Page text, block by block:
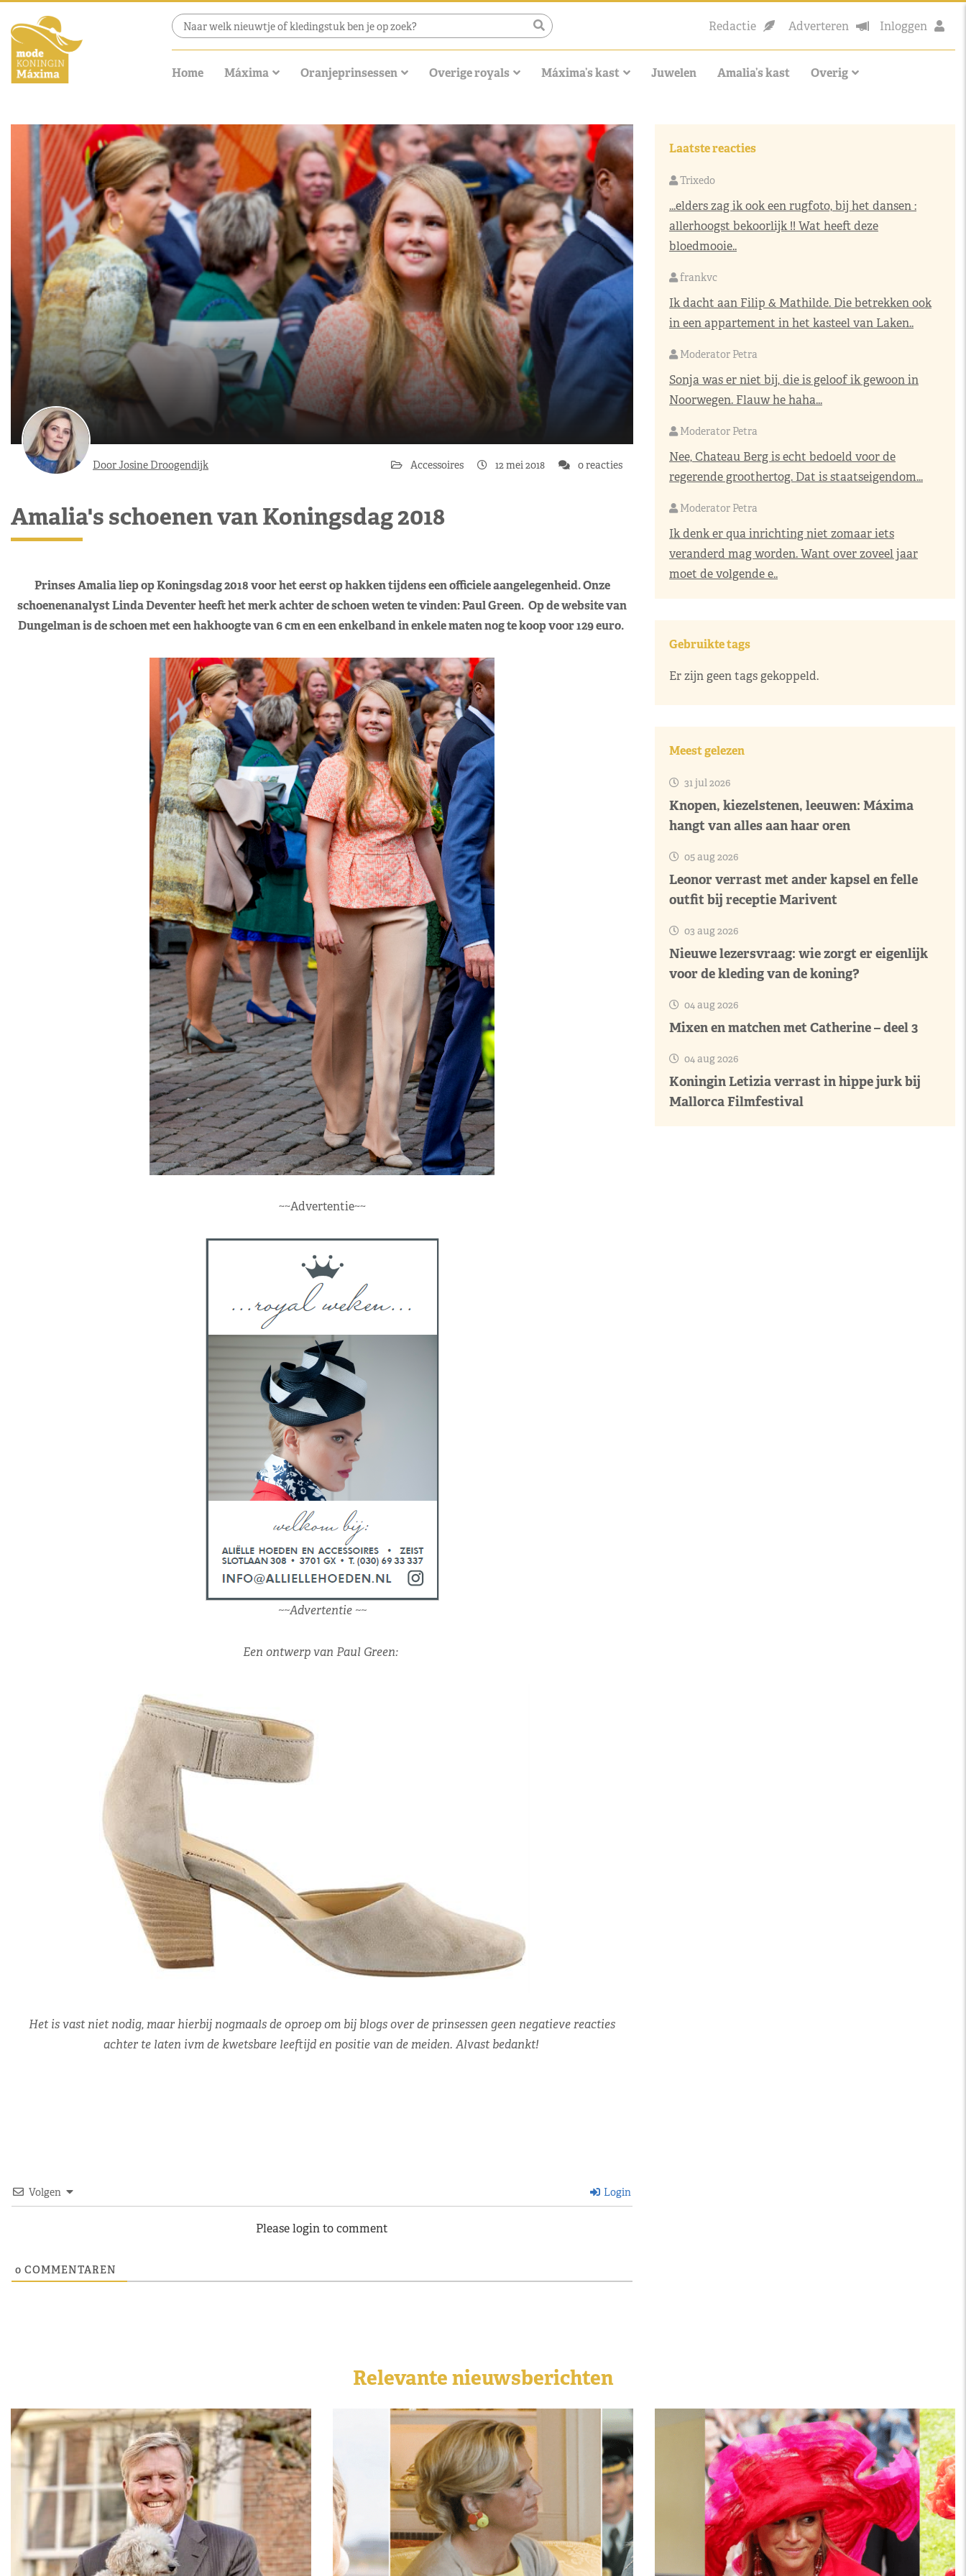
Redactie Adverteren Inloggen
Home Máxima Oranjeprinsessen Overige royals Máxima’s kast Juwelen Amalia’s kast Overig
Door Josine Droogendijk Accessoires 12 mei 2018 0 reacties
Amalia's schoenen van Koningsdag 2018
Prinses Amalia liep op Koningsdag 2018 voor het eerst op hakken tijdens een officiele aangelegenheid. Onze
schoenenanalyst Linda Deventer heeft het merk achter de schoen weten te vinden: Paul Green. Op de website van
Dungelman is de schoen met een hakhoogte van 6 cm en een enkelband in enkele maten nog te koop voor 129 euro.
~~Advertentie~~
~~Advertentie ~~
Een ontwerp van Paul Green:
Het is vast niet nodig, maar hierbij nogmaals de oproep om bij blogs over de prinsessen geen negatieve reacties
achter te laten ivm de kwetsbare leeftijd en positie van de meiden. Alvast bedankt!
Volgen Login
Please login to comment
0 COMMENTAREN
Laatste reacties
Trixedo
...elders zag ik ook een rugfoto, bij het dansen :
allerhoogst bekoorlijk !! Wat heeft deze
bloedmooie..
frankvc
Ik dacht aan Filip & Mathilde. Die betrekken ook
in een appartement in het kasteel van Laken..
Moderator Petra
Sonja was er niet bij, die is geloof ik gewoon in
Noorwegen. Flauw he haha...
Moderator Petra
Nee, Chateau Berg is echt bedoeld voor de
regerende groothertog. Dat is staatseigendom...
Moderator Petra
Ik denk er qua inrichting niet zomaar iets
veranderd mag worden. Want over zoveel jaar
moet de volgende e..
Gebruikte tags
Er zijn geen tags gekoppeld.
Meest gelezen
31 jul 2026
Knopen, kiezelstenen, leeuwen: Máxima
hangt van alles aan haar oren
05 aug 2026
Leonor verrast met ander kapsel en felle
outfit bij receptie Marivent
03 aug 2026
Nieuwe lezersvraag: wie zorgt er eigenlijk
voor de kleding van de koning?
04 aug 2026
Mixen en matchen met Catherine – deel 3
04 aug 2026
Koningin Letizia verrast in hippe jurk bij
Mallorca Filmfestival
Relevante nieuwsberichten